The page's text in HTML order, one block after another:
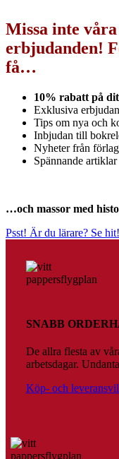
kan
på
Missa inte
erbjudanden!
få…
10% rabatt på
Exklusiva
Tips om nya och
Inbjudan till
Nyheter från
Spännande artiklar
…och massor med
Psst! Är du lärare? Se hit!
SNABB
De allra flesta av
arbetsdagar.
Köp- och